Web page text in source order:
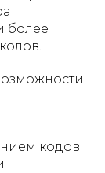
более
кодов